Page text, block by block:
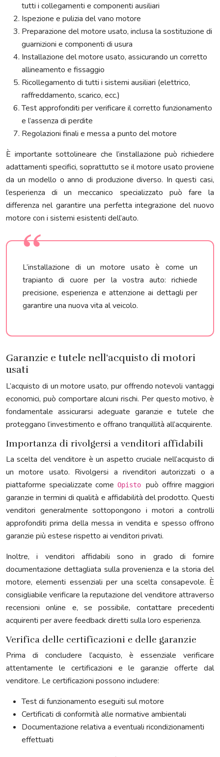
tutti i collegamenti e componenti ausiliari
Ispezione e pulizia del vano motore
Preparazione del motore usato, inclusa la sostituzione di
guarnizioni e componenti di usura
Installazione del motore usato, assicurando un corretto
allineamento e fissaggio
Ricollegamento di tutti i sistemi ausiliari (elettrico,
raffreddamento, scarico, ecc.)
Test approfonditi per verificare il corretto funzionamento
e l’assenza di perdite
Regolazioni finali e messa a punto del motore
È importante sottolineare che l’installazione può richiedere
adattamenti specifici, soprattutto se il motore usato proviene
da un modello o anno di produzione diverso. In questi casi,
l’esperienza di un meccanico specializzato può fare la
differenza nel garantire una perfetta integrazione del nuovo
motore con i sistemi esistenti dell’auto.
L’installazione di un motore usato è come un
trapianto di cuore per la vostra auto: richiede
precisione, esperienza e attenzione ai dettagli per
garantire una nuova vita al veicolo.
Garanzie e tutele nell’acquisto di motori
usati
L’acquisto di un motore usato, pur offrendo notevoli vantaggi
economici, può comportare alcuni rischi. Per questo motivo, è
fondamentale assicurarsi adeguate garanzie e tutele che
proteggano l’investimento e offrano tranquillità all’acquirente.
Importanza di rivolgersi a venditori affidabili
La scelta del venditore è un aspetto cruciale nell’acquisto di
un motore usato. Rivolgersi a rivenditori autorizzati o a
piattaforme specializzate come Opisto può offrire maggiori
garanzie in termini di qualità e affidabilità del prodotto. Questi
venditori generalmente sottopongono i motori a controlli
approfonditi prima della messa in vendita e spesso offrono
garanzie più estese rispetto ai venditori privati.
Inoltre, i venditori affidabili sono in grado di fornire
documentazione dettagliata sulla provenienza e la storia del
motore, elementi essenziali per una scelta consapevole. È
consigliabile verificare la reputazione del venditore attraverso
recensioni online e, se possibile, contattare precedenti
acquirenti per avere feedback diretti sulla loro esperienza.
Verifica delle certificazioni e delle garanzie
Prima di concludere l’acquisto, è essenziale verificare
attentamente le certificazioni e le garanzie offerte dal
venditore. Le certificazioni possono includere:
Test di funzionamento eseguiti sul motore
Certificati di conformità alle normative ambientali
Documentazione relativa a eventuali ricondizionamenti
effettuati